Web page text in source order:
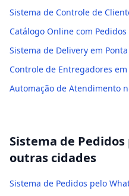
Sistema de Controle de
Catálogo Online com Pedidos
Sistema de Delivery em Ponta
Controle de Entregadores em
Automação de Atendimento
Sistema de
outras cidades
Sistema de Pedidos pelo